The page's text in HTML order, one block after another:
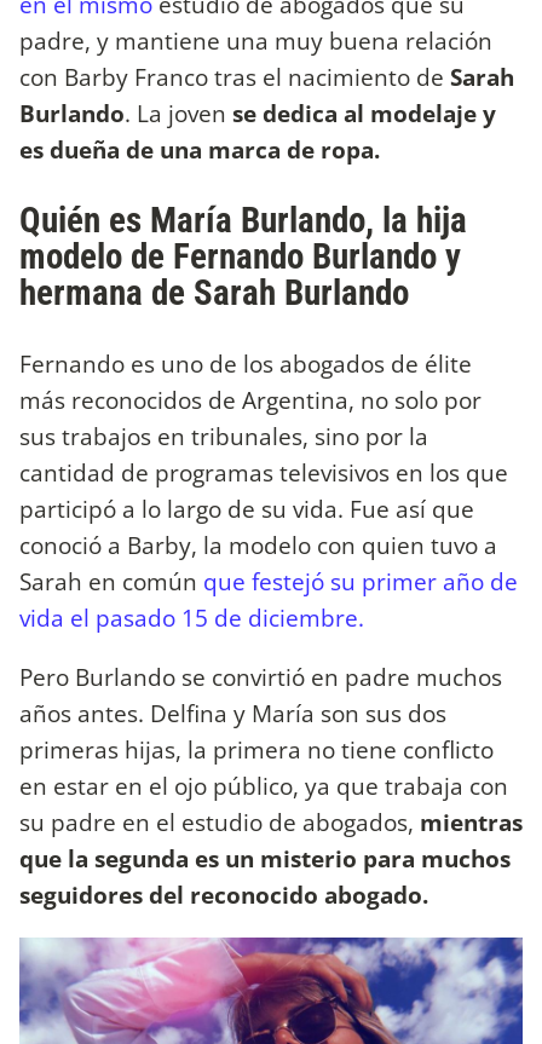
padre, y mantiene una muy buena relación
con Barby Franco tras el nacimiento de Sarah
Burlando. La joven se dedica al modelaje y
es dueña de una marca de ropa.
Quién es María Burlando, la hija
modelo de Fernando Burlando y
hermana de Sarah Burlando
Fernando es uno de los abogados de élite
más reconocidos de Argentina, no solo por
sus trabajos en tribunales, sino por la
cantidad de programas televisivos en los que
participó a lo largo de su vida. Fue así que
conoció a Barby, la modelo con quien tuvo a
Sarah en común que festejó su primer año de
vida el pasado 15 de diciembre.
Pero Burlando se convirtió en padre muchos
años antes. Delfina y María son sus dos
primeras hijas, la primera no tiene conflicto
en estar en el ojo público, ya que trabaja con
su padre en el estudio de abogados, mientras
que la segunda es un misterio para muchos
seguidores del reconocido abogado.